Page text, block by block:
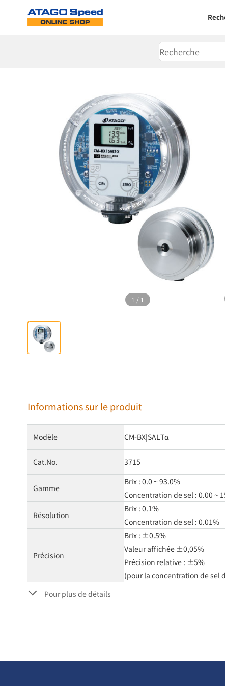
1 / 1
Informations sur le produit
Modèle CM-BX|SALTα
Cat.No. 3715
Gamme
Brix : 0.0 ~ 93.0%
Concentration de sel : 0.00 ~
Résolution
Brix : 0.1%
Concentration de sel : 0.01%
Précision
Brix : ±0.5%
Valeur affichée ±0,05%
Précision relative : ±5%
(pour la concentration de sel
Pour plus de détails